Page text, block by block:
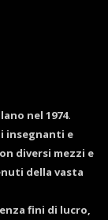
nel 1974.
insegnanti e
diversi mezzi e
della vasta
fini di lucro,